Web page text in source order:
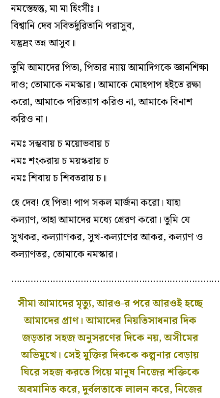
নমস্তেহস্তু, মা মা হিংসীঃ॥
বিশ্বানি দেব সবিতর্দুরিতানি পরাসুব,
যদ্ভদ্রং তন্ন আসুব॥
তুমি আমাদের পিতা, পিতার ন্যায় আমাদিগকে জ্ঞানশিক্ষা
দাও; তোমাকে নমস্কার। আমাকে মোহপাপ হইতে রক্ষা
করো, আমাকে পরিত্যাগ করিও না, আমাকে বিনাশ
করিও না।
নমঃ সম্ভবায় চ ময়োভবায় চ
নমঃ শংকরায় চ ময়স্করায় চ
নমঃ শিবায় চ শিবতরায় চ॥
হে দেব! হে পিতা! পাপ সকল মার্জনা করো। যাহা
কল্যাণ, তাহা আমাদের মধ্যে প্রেরণ করো। তুমি যে
সুখকর, কল্যাাণকর, সুখ-কল্যাণের আকর, কল্যাণ ও
কল্যাণতর, তোমাকে নমস্কার।
সীমা আমাদের মৃত্যু, আরও-র পরে আরওই হচ্ছে
আমাদের প্রাণ। আমাদের নিয়তিসাধনার দিক
জড়তার সহজ অনুসরণের দিকে নয়, অসীমের
অভিমুখে। সেই মুক্তির দিককে কল্পনার বেড়ায়
ঘিরে সহজ করতে গিয়ে মানুষ নিজের শক্তিকে
অবমানিত করে, দুর্বলতাকে লালন করে, নিজের